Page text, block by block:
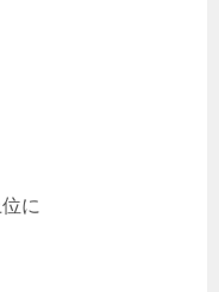
に